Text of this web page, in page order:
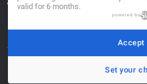
© 2026.
valid for 6 months.
powered by
Set your
Accept